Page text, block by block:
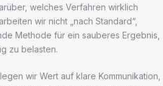
welches Verfahren wirklich
wir nicht „nach Standard“,
Methode für ein sauberes Ergebnis,
zu belasten.
wir Wert auf klare Kommunikation,